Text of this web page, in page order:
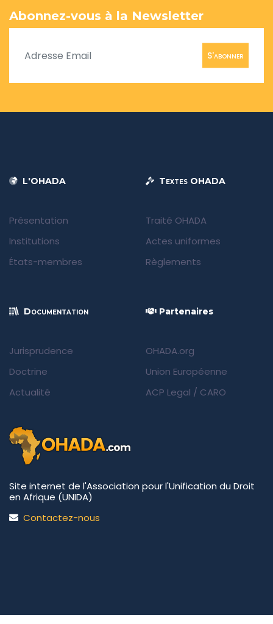
Abonnez-vous à la Newsletter
S'abonner
L'OHADA
Présentation
Institutions
États-membres
Textes OHADA
Traité OHADA
Actes uniformes
Règlements
Documentation
Jurisprudence
Doctrine
Actualité
Partenaires
OHADA.org
Union Européenne
ACP Legal / CARO
Site internet de l'Association pour l'Unification du Droit
en Afrique (UNIDA)
Contactez-nous